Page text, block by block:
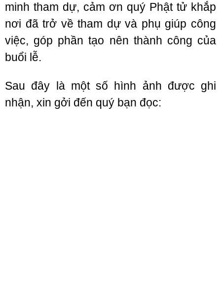
minh tham dự, cảm ơn quý Phật tử khắp
nơi đã trở về tham dự và phụ giúp công
việc, góp phần tạo nên thành công của
buổi lễ.
Sau đây là một số hình ảnh được ghi
nhận, xin gởi đến quý bạn đọc: